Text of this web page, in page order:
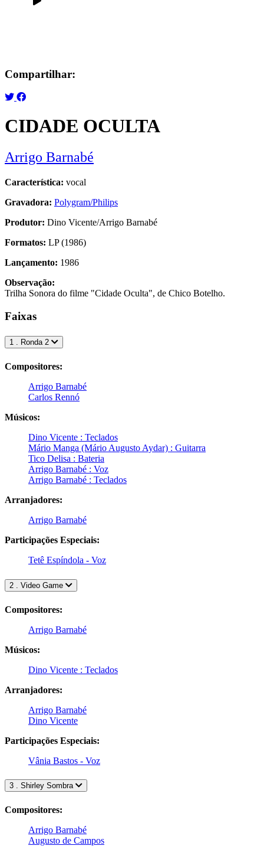
Compartilhar:
CIDADE OCULTA
Arrigo Barnabé
Característica: vocal
Gravadora: Polygram/Philips
Produtor: Dino Vicente/Arrigo Barnabé
Formatos: LP (1986)
Lançamento: 1986
Observação:
Trilha Sonora do filme "Cidade Oculta", de Chico Botelho.
Faixas
1 . Ronda 2
Compositores:
Arrigo Barnabé
Carlos Rennó
Músicos:
Dino Vicente : Teclados
Mário Manga (Mário Augusto Aydar) : Guitarra
Tico Delisa : Bateria
Arrigo Barnabé : Voz
Arrigo Barnabé : Teclados
Arranjadores:
Arrigo Barnabé
Participações Especiais:
Tetê Espíndola - Voz
2 . Video Game
Compositores:
Arrigo Barnabé
Músicos:
Dino Vicente : Teclados
Arranjadores:
Arrigo Barnabé
Dino Vicente
Participações Especiais:
Vânia Bastos - Voz
3 . Shirley Sombra
Compositores:
Arrigo Barnabé
Augusto de Campos